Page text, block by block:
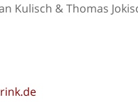
Kulisch & Thomas